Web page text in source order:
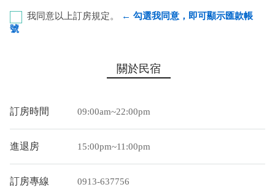
我同意以上訂房規定。
← 勾選我同意，即可顯示匯款帳
號
第一銀行-恆春分行 代號：007 帳號：753-68-009173 戶
您也可以利用這幾個常用的網路ATM匯款： [
宿有提供該銀行匯款帳號喔。) 匯入任何款項後，請記得與業者
連絡喔！
關於民宿
訂房時間 09:00am~22:00pm
進退房 15:00pm~11:00pm
訂房專線 0913-637756